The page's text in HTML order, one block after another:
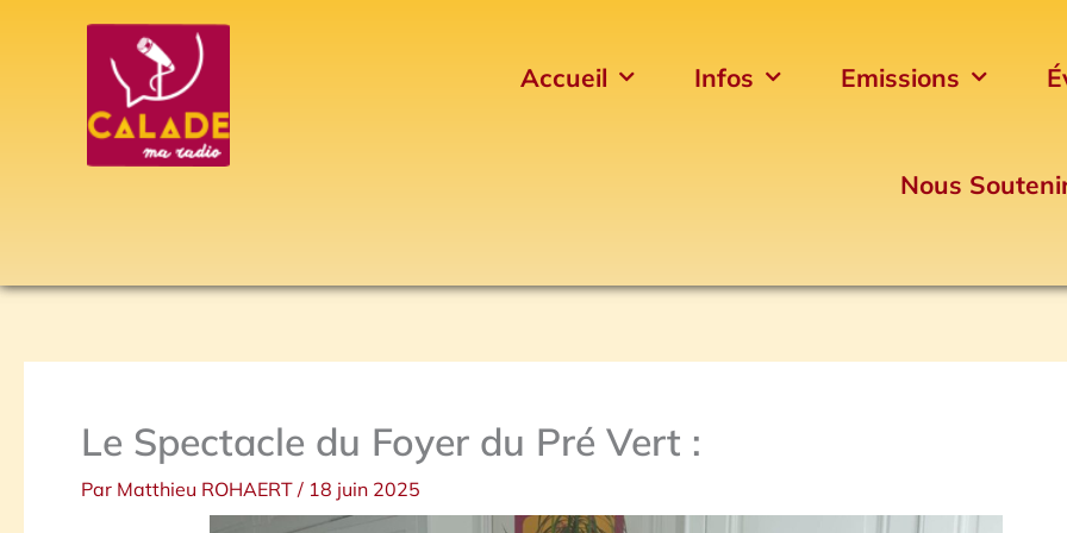
Accueil Infos Emissions
Nous
Le Spectacle du Foyer du Pré Vert :
Par Matthieu ROHAERT / 18 juin 2025